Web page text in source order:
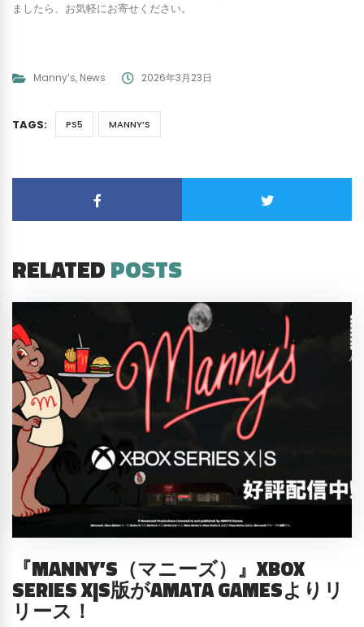
ましたら、お気軽にお寄せください。
Manny’s, News 2026年3月23日
TAGS: PS5 MANNY’S
RELATEDPOSTS
『MANNY’S（マニーズ）』XBOX
SERIES X|S版がAMATA GAMESよりリ
リース！